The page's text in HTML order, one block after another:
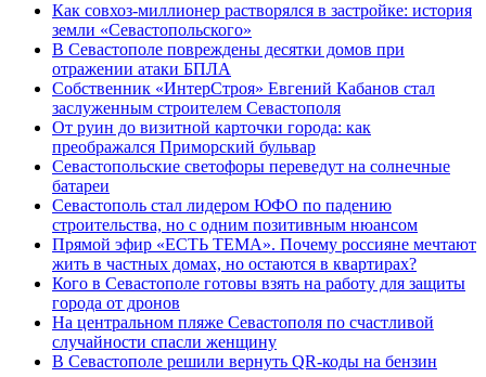
Как совхоз-миллионер растворялся в застройке: история
земли «Севастопольского»
В Севастополе повреждены десятки домов при
отражении атаки БПЛА
Собственник «ИнтерСтроя» Евгений Кабанов стал
заслуженным строителем Севастополя
От руин до визитной карточки города: как
преображался Приморский бульвар
Севастопольские светофоры переведут на солнечные
батареи
Севастополь стал лидером ЮФО по падению
строительства, но с одним позитивным нюансом
Прямой эфир «ЕСТЬ ТЕМА». Почему россияне мечтают
жить в частных домах, но остаются в квартирах?
Кого в Севастополе готовы взять на работу для защиты
города от дронов
На центральном пляже Севастополя по счастливой
случайности спасли женщину
В Севастополе решили вернуть QR-коды на бензин